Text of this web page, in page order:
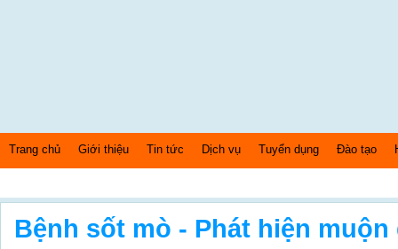
Trang chủ Giới thiệu Tin tức Dịch vụ Tuyển dụng Đào tạo
Bệnh sốt mò - Phát hiện